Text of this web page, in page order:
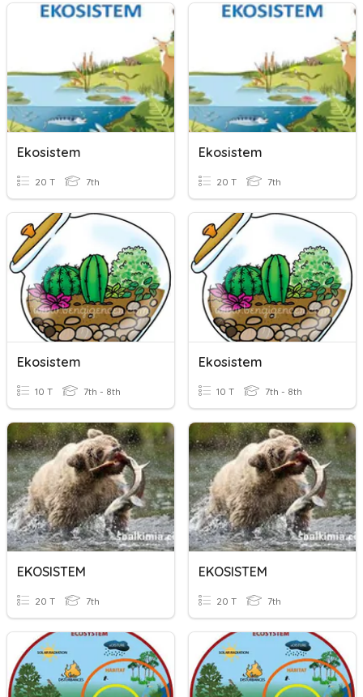
Ekosistem
20 T 7th
Ekosistem
20 T 7th
Ekosistem
10 T 7th - 8th
Ekosistem
10 T 7th - 8th
EKOSISTEM
20 T 7th
EKOSISTEM
20 T 7th